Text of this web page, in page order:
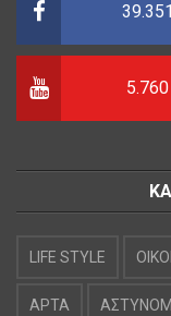
39.351
5.760
LIFE STYLE
ΑΡΤΑ